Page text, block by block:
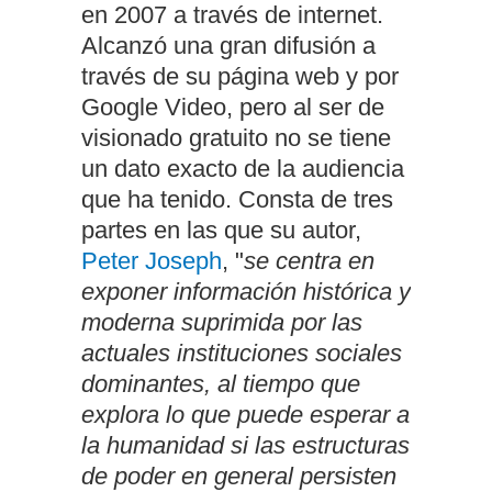
en 2007 a través de internet.
Alcanzó una gran difusión a
través de su página web y por
Google Video, pero al ser de
visionado gratuito no se tiene
un dato exacto de la audiencia
que ha tenido. Consta de tres
partes en las que su autor,
Peter Joseph, "se centra en
exponer información histórica y
moderna suprimida por las
actuales instituciones sociales
dominantes, al tiempo que
explora lo que puede esperar a
la humanidad si las estructuras
de poder en general persisten